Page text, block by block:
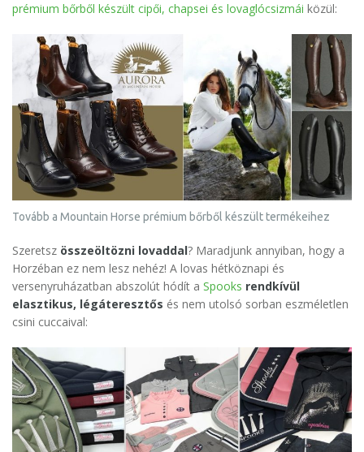
prémium bőrből készült cipői, chapsei és lovaglócsizmái közül:
Tovább a Mountain Horse prémium bőrből készült termékeihez
Szeretsz összeöltözni lovaddal? Maradjunk annyiban, hogy a
Horzéban ez nem lesz nehéz! A lovas hétköznapi és
versenyruházatban abszolút hódít a Spooks rendkívül
elasztikus, légáteresztős és nem utolsó sorban eszméletlen
csini cuccaival: